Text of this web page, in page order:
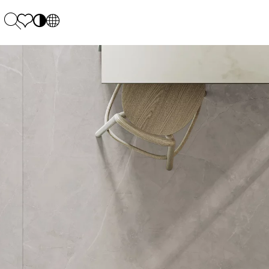
Polecane
Sintered stone
Monumental
PL
Montag - Freitag: 9:00 - 17:00
Samstag: 10.00 - 14.00
55 66 77